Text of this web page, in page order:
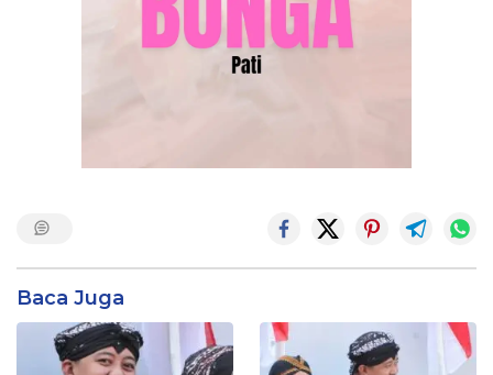
Baca Juga